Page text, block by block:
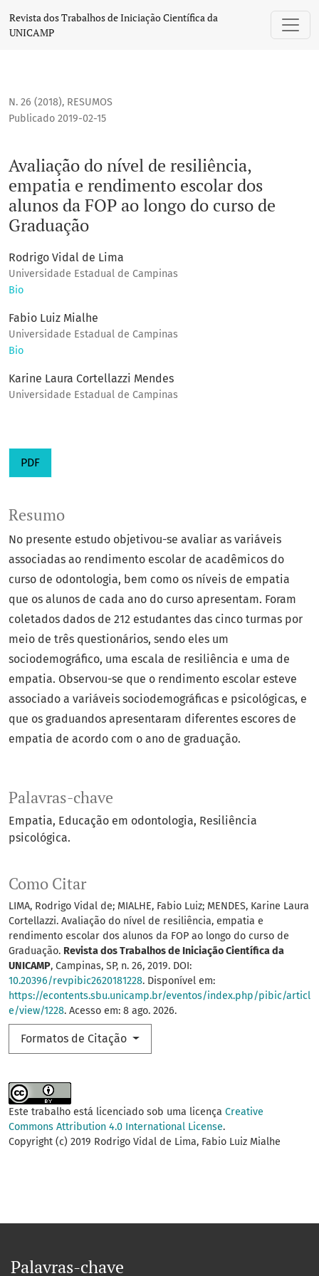
Avaliação do nível de resiliência, empatia e rendimento
Revista dos Trabalhos de Iniciação Científica da
UNICAMP
N. 26 (2018), RESUMOS
Avaliação do nível de resiliência,
empatia e rendimento escolar dos
alunos da FOP ao longo do curso de
Graduação
Publicado 2019-02-15
Rodrigo Vidal de Lima
Universidade Estadual de Campinas
Bio
Fabio Luiz Mialhe
Universidade Estadual de Campinas
Bio
Karine Laura Cortellazzi Mendes
Universidade Estadual de Campinas
PDF
Palavras-chave
Empatia Educação em odontologia Resiliência
psicológica.
Como Citar
LIMA, Rodrigo Vidal de; MIALHE, Fabio Luiz; MENDES, Karine Laura
Cortellazzi. Avaliação do nível de resiliência, empatia e
rendimento escolar dos alunos da FOP ao longo do curso de
Graduação. Revista dos Trabalhos de Iniciação Científica da
UNICAMP, Campinas, SP, n. 26, 2019. DOI:
10.20396/revpibic2620181228. Disponível em:
https://econtents.sbu.unicamp.br/eventos/index.php/pibic/articl
e/view/1228. Acesso em: 8 ago. 2026.
Formatos de Citação
Resumo
No presente estudo objetivou-se avaliar as variáveis
associadas ao rendimento escolar de acadêmicos do
curso de odontologia, bem como os níveis de empatia
que os alunos de cada ano do curso apresentam. Foram
coletados dados de 212 estudantes das cinco turmas por
meio de três questionários, sendo eles um
sociodemográfico, uma escala de resiliência e uma de
empatia. Observou-se que o rendimento escolar esteve
associado a variáveis sociodemográficas e psicológicas, e
que os graduandos apresentaram diferentes escores de
empatia de acordo com o ano de graduação.
Este trabalho está licenciado sob uma licença Creative
Commons Attribution 4.0 International License.
Copyright (c) 2019 Rodrigo Vidal de Lima, Fabio Luiz Mialhe
Palavras-chave